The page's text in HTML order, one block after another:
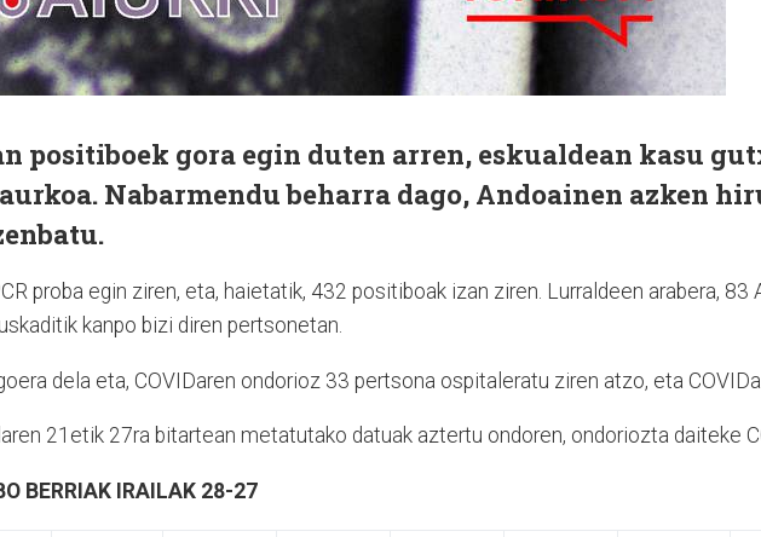
positiboek gora egin duten arren, eskualdean kasu
Nabarmendu beharra dago, Andoainen azken
proba egin ziren, eta, haietatik, 432 positiboak izan ziren. Lurraldeen arabera, 83
kanpo bizi diren pertsonetan.
dela eta, COVIDaren ondorioz 33 pertsona ospitaleratu ziren atzo, eta
21etik 27ra bitartean metatutako datuak aztertu ondoren, ondoriozta daiteke
BERRIAK IRAILAK 28-27